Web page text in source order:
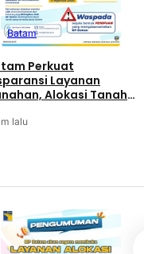
Batam
Perkuat
Layanan
Alokasi Tanah
lalu